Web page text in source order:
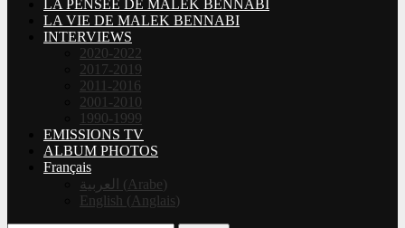
LA PENSEE DE MALEK BENNABI
LA VIE DE MALEK BENNABI
INTERVIEWS
2020-2022
2017-2019
2011-2016
2001-2010
1990-1999
EMISSIONS TV
ALBUM PHOTOS
Français
العربية
( Arabe )
English ( Anglais )